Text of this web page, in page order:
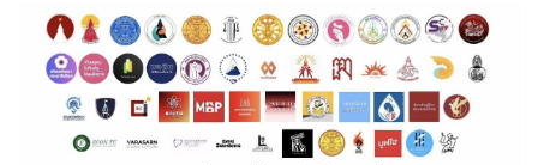
ความเป็นได้ ผ่านกิจกรรมพิเศษ “ล้านลูกล้านพลัง สร้างฝันเด็ก
ไทย